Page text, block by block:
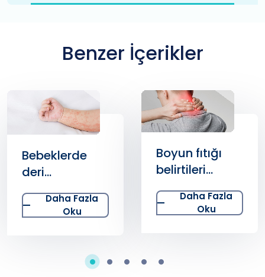
Benzer İçerikler
Bebeklerde
deri
neden olur?
Yenidoğan
zaman geçer?
Daha Fazla
Oku
Boyun fıtığı
belirtileri
nelerdir?
Boyun fıtığı
tedavisi nasıl
Daha Fazla
Oku